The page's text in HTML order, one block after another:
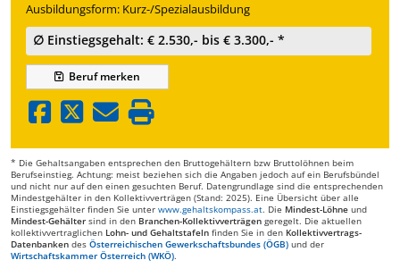
Ausbildungsform: Kurz-/Spezialausbildung
∅ Einstiegsgehalt: € 2.530,- bis € 3.300,- *
Berufmerken
* Die Gehaltsangaben entsprechen den Bruttogehältern bzw Bruttolöhnen beim
Berufseinstieg. Achtung: meist beziehen sich die Angaben jedoch auf ein Berufsbündel
und nicht nur auf den einen gesuchten Beruf. Datengrundlage sind die entsprechenden
Mindestgehälter in den Kollektivverträgen (Stand: 2025). Eine Übersicht über alle
Einstiegsgehälter finden Sie unter www.gehaltskompass.at. Die Mindest-Löhne und
Mindest-Gehälter sind in den Branchen-Kollektivverträgen geregelt. Die aktuellen
kollektivvertraglichen Lohn- und Gehaltstafeln finden Sie in den Kollektivvertrags-
Datenbanken des Österreichischen Gewerkschaftsbundes (ÖGB) und der
Wirtschaftskammer Österreich (WKÖ).